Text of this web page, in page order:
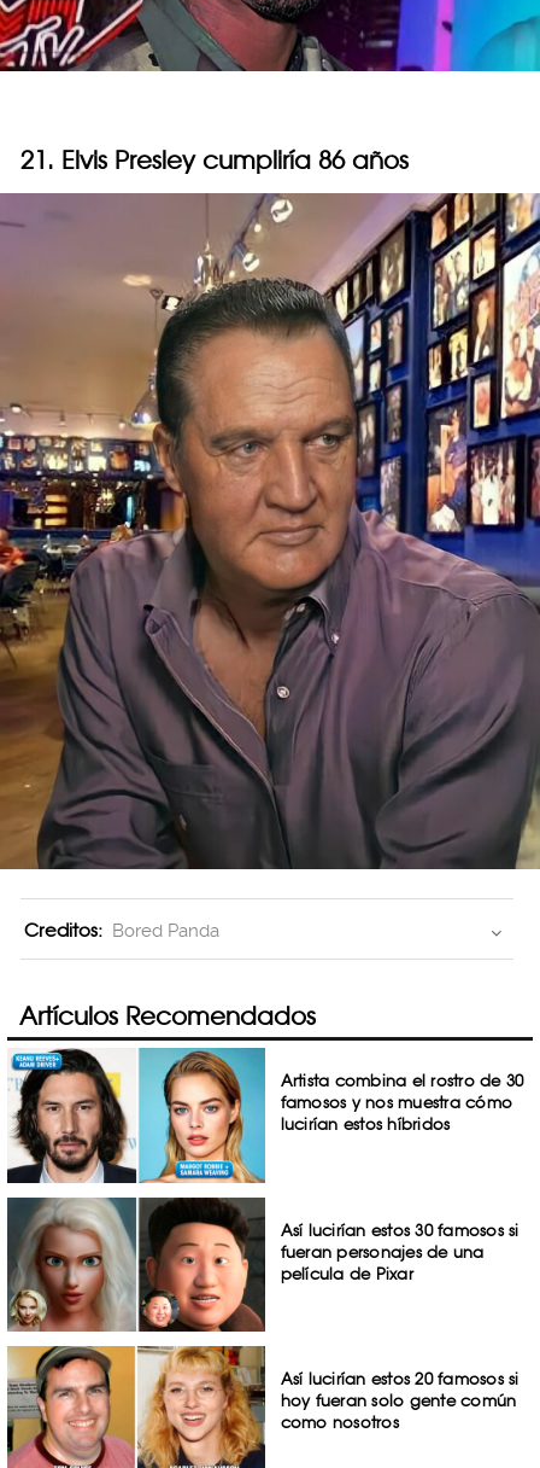
21. Elvis Presley cumpliría 86 años
Creditos: Bored Panda
Artículos Recomendados
Artista combina el rostro de 30
famosos y nos muestra cómo
lucirían estos híbridos
Así lucirían estos 30 famosos si
fueran personajes de una
película de Pixar
Así lucirían estos 20 famosos si
hoy fueran solo gente común
como nosotros